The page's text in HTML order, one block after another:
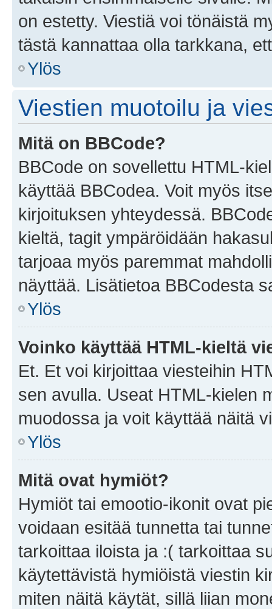
on estetty. Viestiä voi tönäistä
tästä kannattaa olla tarkkana,
Ylös
Viestien muotoilu ja
Mitä on BBCode?
BBCode on sovellettu HTML-
käyttää BBCodea. Voit myös
kirjoituksen yhteydessä.
kieltä, tagit ympäröidään
tarjoaa myös paremmat
näyttää. Lisätietoa BBCodesta
Ylös
Voinko käyttää HTML-kieltä
Et. Et voi kirjoittaa viesteihin
sen avulla. Useat HTML-kielen
muodossa ja voit käyttää näitä
Ylös
Mitä ovat hymiöt?
Hymiöt tai emootio-ikonit ovat
voidaan esitää tunnetta tai
tarkoittaa iloista ja :( tarkoittaa
käytettävistä hymiöistä viestin
miten näitä käytät, sillä liian